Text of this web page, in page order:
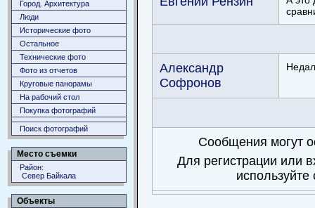
Город. Архитектура
Люди
Исторические фото
Остальное
Технические фото
Фото из отчетов
Круговые панорамы
На рабочий стол
Покупка фотографий
Поиск фотографий
Место съемки
Район:
Север Байкала
Объекты
Aлександр
Софронов
Сообщения могут
Для регистрации или